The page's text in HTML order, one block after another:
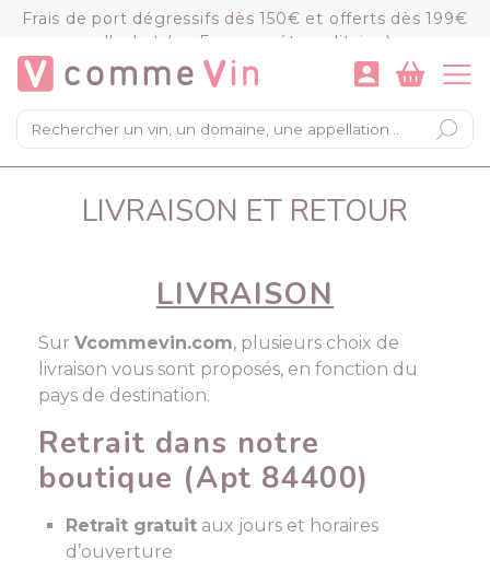
Frais de port dégressifs dès 150€ et offerts dès 199€
d'achat (en France métropolitaine)
×
Mon panier
Chargement du panier...
VOIR LE PANIER COMMANDER
LIVRAISON ET RETOUR
LIVRAISON
Sur Vcommevin.com, plusieurs choix de
livraison vous sont proposés, en fonction du
pays de destination.
Retrait dans notre
boutique (Apt 84400)
Retrait gratuit aux jours et horaires
d’ouverture
Panneau de gestion des cookies